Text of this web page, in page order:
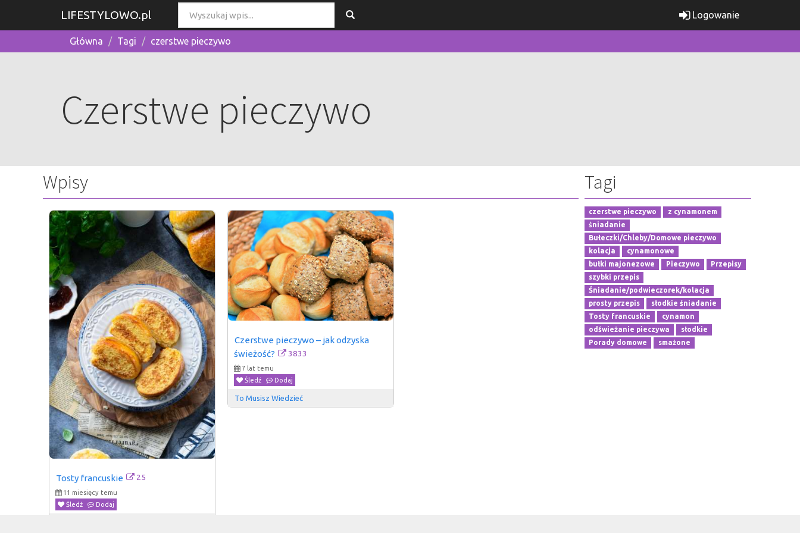
LIFESTYLOWO.pl Logowanie
Główna Tagi czerstwe pieczywo
Czerstwe pieczywo
Wpisy
Tosty francuskie 25
11 miesięcy temu
Śledź
Dodaj
Czerstwe pieczywo – jak odzyska
świeżość?
3833
7 lat temu
Śledź
Dodaj
To Musisz Wiedzieć
Tagi
czerstwe pieczywo
z cynamonem
śniadanie
Bułeczki/Chleby/Domowe pieczywo
kolacja
cynamonowe
bułki majonezowe
Pieczywo
Przepisy
szybki przepis
Śniadanie/podwieczorek/kolacja
prosty przepis
słodkie śniadanie
Tosty francuskie
cynamon
odświeżanie pieczywa
słodkie
Porady domowe
smażone